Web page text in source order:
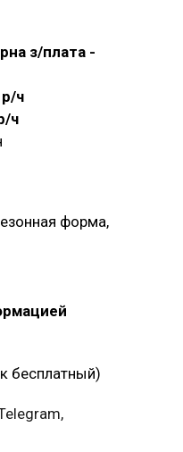
з/плата -
ч
ч
форма,
бесплатный)